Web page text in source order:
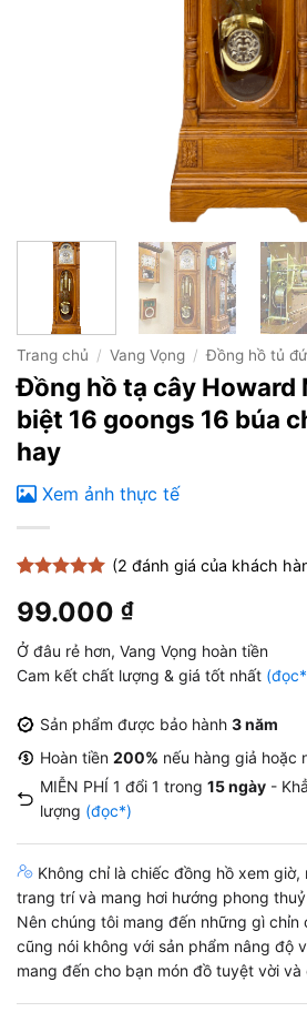
Trang chủ / Vang Vọng / Đồng hồ tủ
Đồng hồ tạ cây Howard
biệt 16 goongs 16 búa
hay
Xem ảnh thực tế
dựa trên
đánh giá
(2 đánh giá của khách
99.000 ₫
Ở đâu rẻ hơn, Vang Vọng hoàn tiền
Cam kết chất lượng & giá tốt nhất
Sản phẩm được bảo hành 3 năm
Hoàn tiền 200% nếu hàng giả hoặc
MIỄN PHÍ 1 đổi 1 trong 15 ngày -
lượng (đọc*)
Không chỉ là chiếc đồng hồ xem giờ,
trang trí và mang hơi hướng phong
Nên chúng tôi mang đến những gì chỉn
cũng nói không với sản phẩm nâng độ
mang đến cho bạn món đồ tuyệt vời và